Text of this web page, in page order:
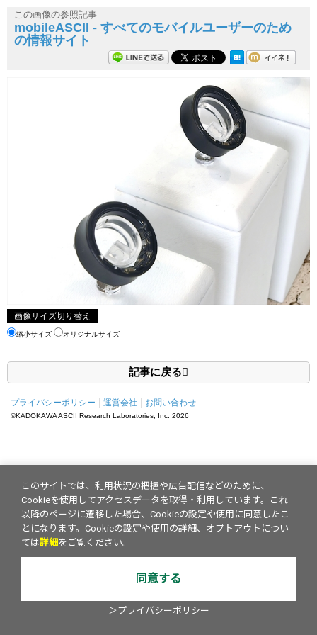
この画像の参照記事
mobileASCII - すべてのモバイルユーザーのため
の情報サイト
画像サイズ切り替え
縮小サイズ オリジナルサイズ
記事に戻る
プライバシーポリシー 運営会社 お問い合わせ
©KADOKAWA ASCII Research Laboratories, Inc. 2026
このサイトでは、利用状況の把握や広告配信などのために、
Cookieを使用してアクセスデータを取得・利用しています。これ
以降のページに遷移した場合、Cookieの設定や使用に同意したこ
とになります。Cookieの設定や使用の詳細、オプトアウトについ
ては詳細 をご覧ください。
同意する
＞プライバシーポリシー